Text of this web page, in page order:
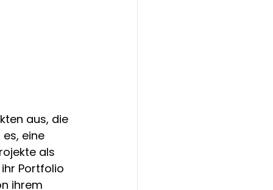
aus, die
eine
als
Portfolio
ihrem